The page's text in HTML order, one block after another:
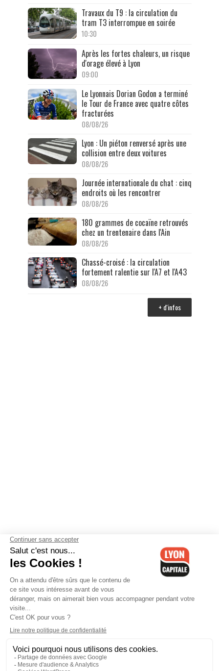
Travaux du T9 : la circulation du
tram T3 interrompue en soirée
10:30
Après les fortes chaleurs, un risque
d'orage élevé à Lyon
09:00
Le Lyonnais Dorian Godon a terminé
le Tour de France avec quatre côtes
fracturées
08/08/26
Lyon : Un piéton renversé après une
collision entre deux voitures
08/08/26
Journée internationale du chat : cinq
endroits où les rencontrer
08/08/26
180 grammes de cocaïne retrouvés
chez un trentenaire dans l'Ain
08/08/26
Chassé-croisé : la circulation
fortement ralentie sur l'A7 et l'A43
08/08/26
+ d'infos
Contactez-nous-Mentions légales-CGV-Politique de
confidentialité-Gestion des cookies